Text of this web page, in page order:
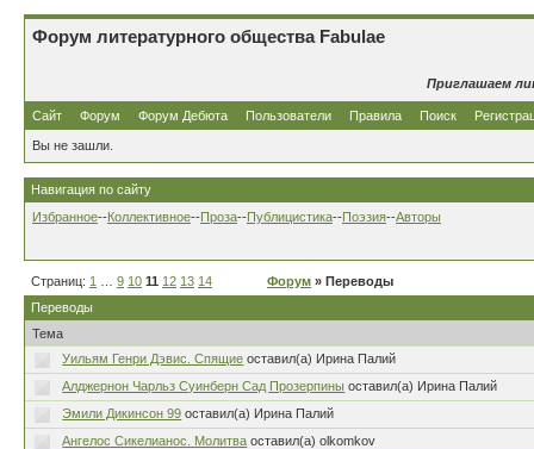
Форум литературного общества Fabulae
Приглашаем
Сайт Форум Форум Дебюта Пользователи Правила Поиск
Вы не зашли.
Навигация по сайту
Избранное--Коллективное--Проза--Публицистика--Поэзия--Авторы
Страниц: 1 9 10 11 12 13 14 Форум » Переводы
Переводы
Тема
Уильям Генри Дэвис. Спящие оставил(а) Ирина Палий
Алджернон Чарльз Суинберн Сад Прозерпины оставил(а) Ирина Палий
Эмили Дикинсон 99 оставил(а) Ирина Палий
Ангелос Сикелианос. Молитва оставил(а) olkomkov